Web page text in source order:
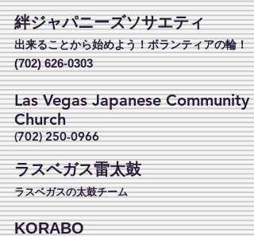
絆ジャパニーズソサエティ
出来ることから始めよう！ボランティアの輪！
(702) 626-0303
Las Vegas Japanese Community
Church
(702) 250-0966
ラスベガス雷太鼓
ラスベガスの太鼓チーム
KORABO